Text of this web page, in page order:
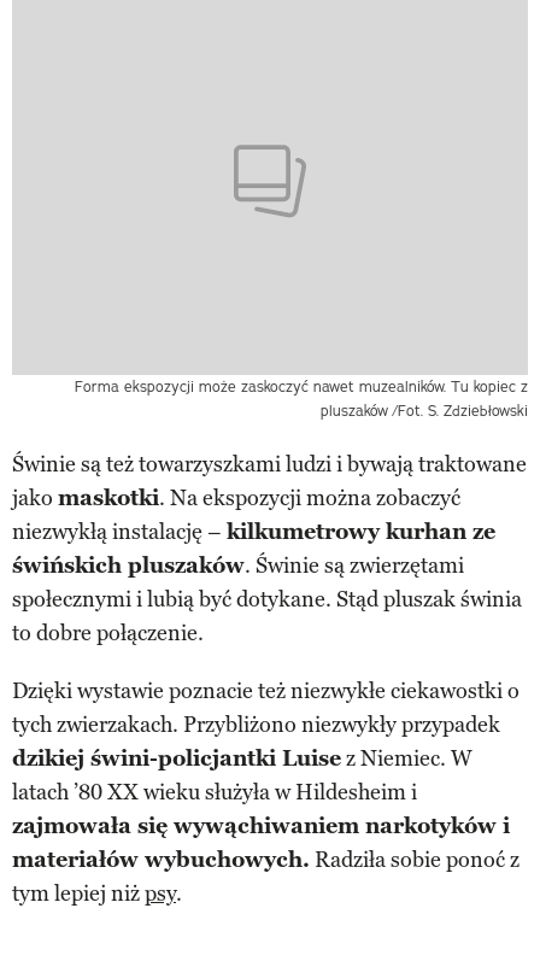
Forma ekspozycji może zaskoczyć nawet muzealników. Tu kopiec z
pluszaków /Fot. S. Zdziebłowski
Świnie są też towarzyszkami ludzi i bywają traktowane
jako maskotki. Na ekspozycji można zobaczyć
niezwykłą instalację – kilkumetrowy kurhan ze
świńskich pluszaków. Świnie są zwierzętami
społecznymi i lubią być dotykane. Stąd pluszak świnia
to dobre połączenie.
Dzięki wystawie poznacie też niezwykłe ciekawostki o
tych zwierzakach. Przybliżono niezwykły przypadek
dzikiej świni-policjantki Luisez Niemiec. W
latach ’80 XX wieku służyła w Hildesheim i
zajmowała się wywąchiwaniem narkotyków i
materiałów wybuchowych. Radziła sobie ponoć z
tym lepiej niżpsy.